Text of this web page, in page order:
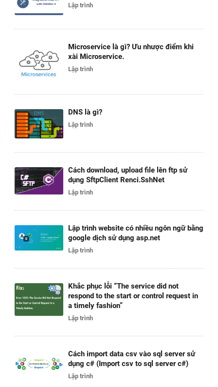
Lập trình
Microservice là gì? Ưu nhược điểm khi
xài Microservice.
Lập trình
DNS là gì?
Lập trình
Cách download, upload file lên ftp sử
dụng SftpClient Renci.SshNet
Lập trình
Lập trình website có nhiều ngôn ngữ bằng
google dịch sử dụng asp.net
Lập trình
Khắc phục lỗi “The service did not
respond to the start or control request in
a timely fashion”
Lập trình
Cách import data csv vào sql server sử
dụng c# (Import csv to sql server c#)
Lập trình